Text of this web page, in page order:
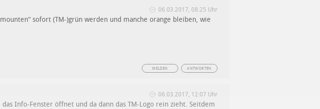
06.03.2017, 08:25 Uhr
sofort (TM-)grün werden und manche orange bleiben, wie
ANTWORTEN
MELDEN
06.03.2017, 12:07 Uhr
Info-Fenster öffnet und da dann das TM-Logo rein zieht. Seitdem